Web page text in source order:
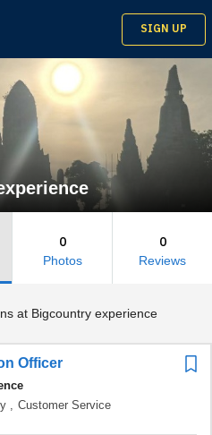
SIGN UP
0
Photos
0
Reviews
at Bigcountry experience
Officer
, Customer Service